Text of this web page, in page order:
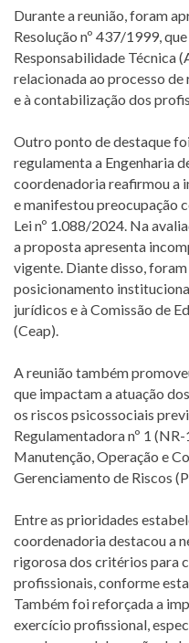
Durante a reunião, foram
Resolução nº 437/1999,
Responsabilidade Técnica
relacionada ao processo
e à contabilização dos
Outro ponto de destaque
regulamenta a Engenharia
coordenadoria reafirmou a
e manifestou preocupação
Lei nº 1.088/2024. Na
a proposta apresenta
vigente. Diante disso,
posicionamento
jurídicos e à Comissão de
(Ceap).
A reunião também
que impactam a atuação
os riscos psicossociais
Regulamentadora nº 1
Manutenção, Operação e
Gerenciamento de Riscos
Entre as prioridades
coordenadoria destacou a
rigorosa dos critérios para
profissionais, conforme
Também foi reforçada a
exercício profissional,